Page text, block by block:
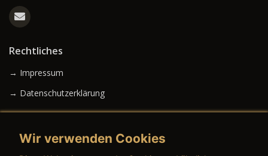
Rechtliches
→ Impressum
→ Datenschutzerklärung
Wir verwenden Cookies